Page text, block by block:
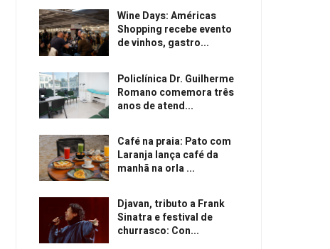
Wine Days: Américas
Shopping recebe evento
de vinhos, gastro...
Policlínica Dr. Guilherme
Romano comemora três
anos de atend...
Café na praia: Pato com
Laranja lança café da
manhã na orla ...
Djavan, tributo a Frank
Sinatra e festival de
churrasco: Con...